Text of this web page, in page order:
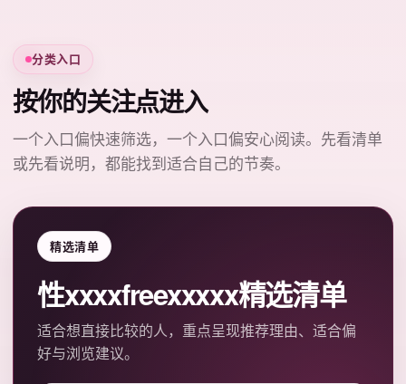
分类入口
按你的关注点进入
一个入口偏快速筛选，一个入口偏安心阅读。先看清单
或先看说明，都能找到适合自己的节奏。
精选清单
性xxxxfreexxxxx精选清单
适合想直接比较的人，重点呈现推荐理由、适合偏
好与浏览建议。